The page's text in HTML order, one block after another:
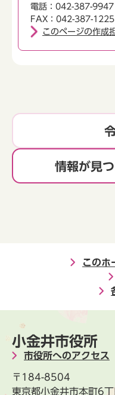
電話：042-387-9947
FAX：042-387-1225
このページの作成
情報が見
このホ
小金井市役所
市役所へのアクセス
〒184-8504
東京都小金井市本町6